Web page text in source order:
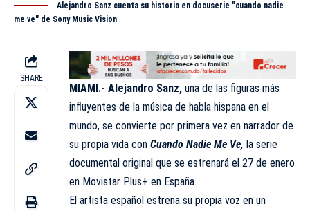
Alejandro Sanz cuenta su historia en docuserie "cuando nadie
me ve" de Sony Music Vision
SHARE
MIAMI.- Alejandro Sanz, una de las figuras más
influyentes de la música de habla hispana en el
mundo, se convierte por primera vez en narrador de
su propia vida con Cuando Nadie Me Ve, la serie
documental original que se estrenará el 27 de enero
en Movistar Plus+ en España.
El artista español estrena su propia voz en un